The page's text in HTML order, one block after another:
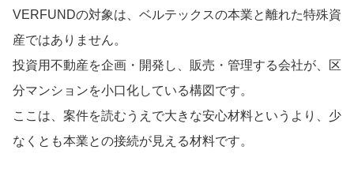
VERFUNDの対象は、ベルテックスの本業と離れた特殊資
産ではありません。
投資用不動産を企画・開発し、販売・管理する会社が、区
分マンションを小口化している構図です。
ここは、案件を読むうえで大きな安心材料というより、少
なくとも本業との接続が見える材料です。